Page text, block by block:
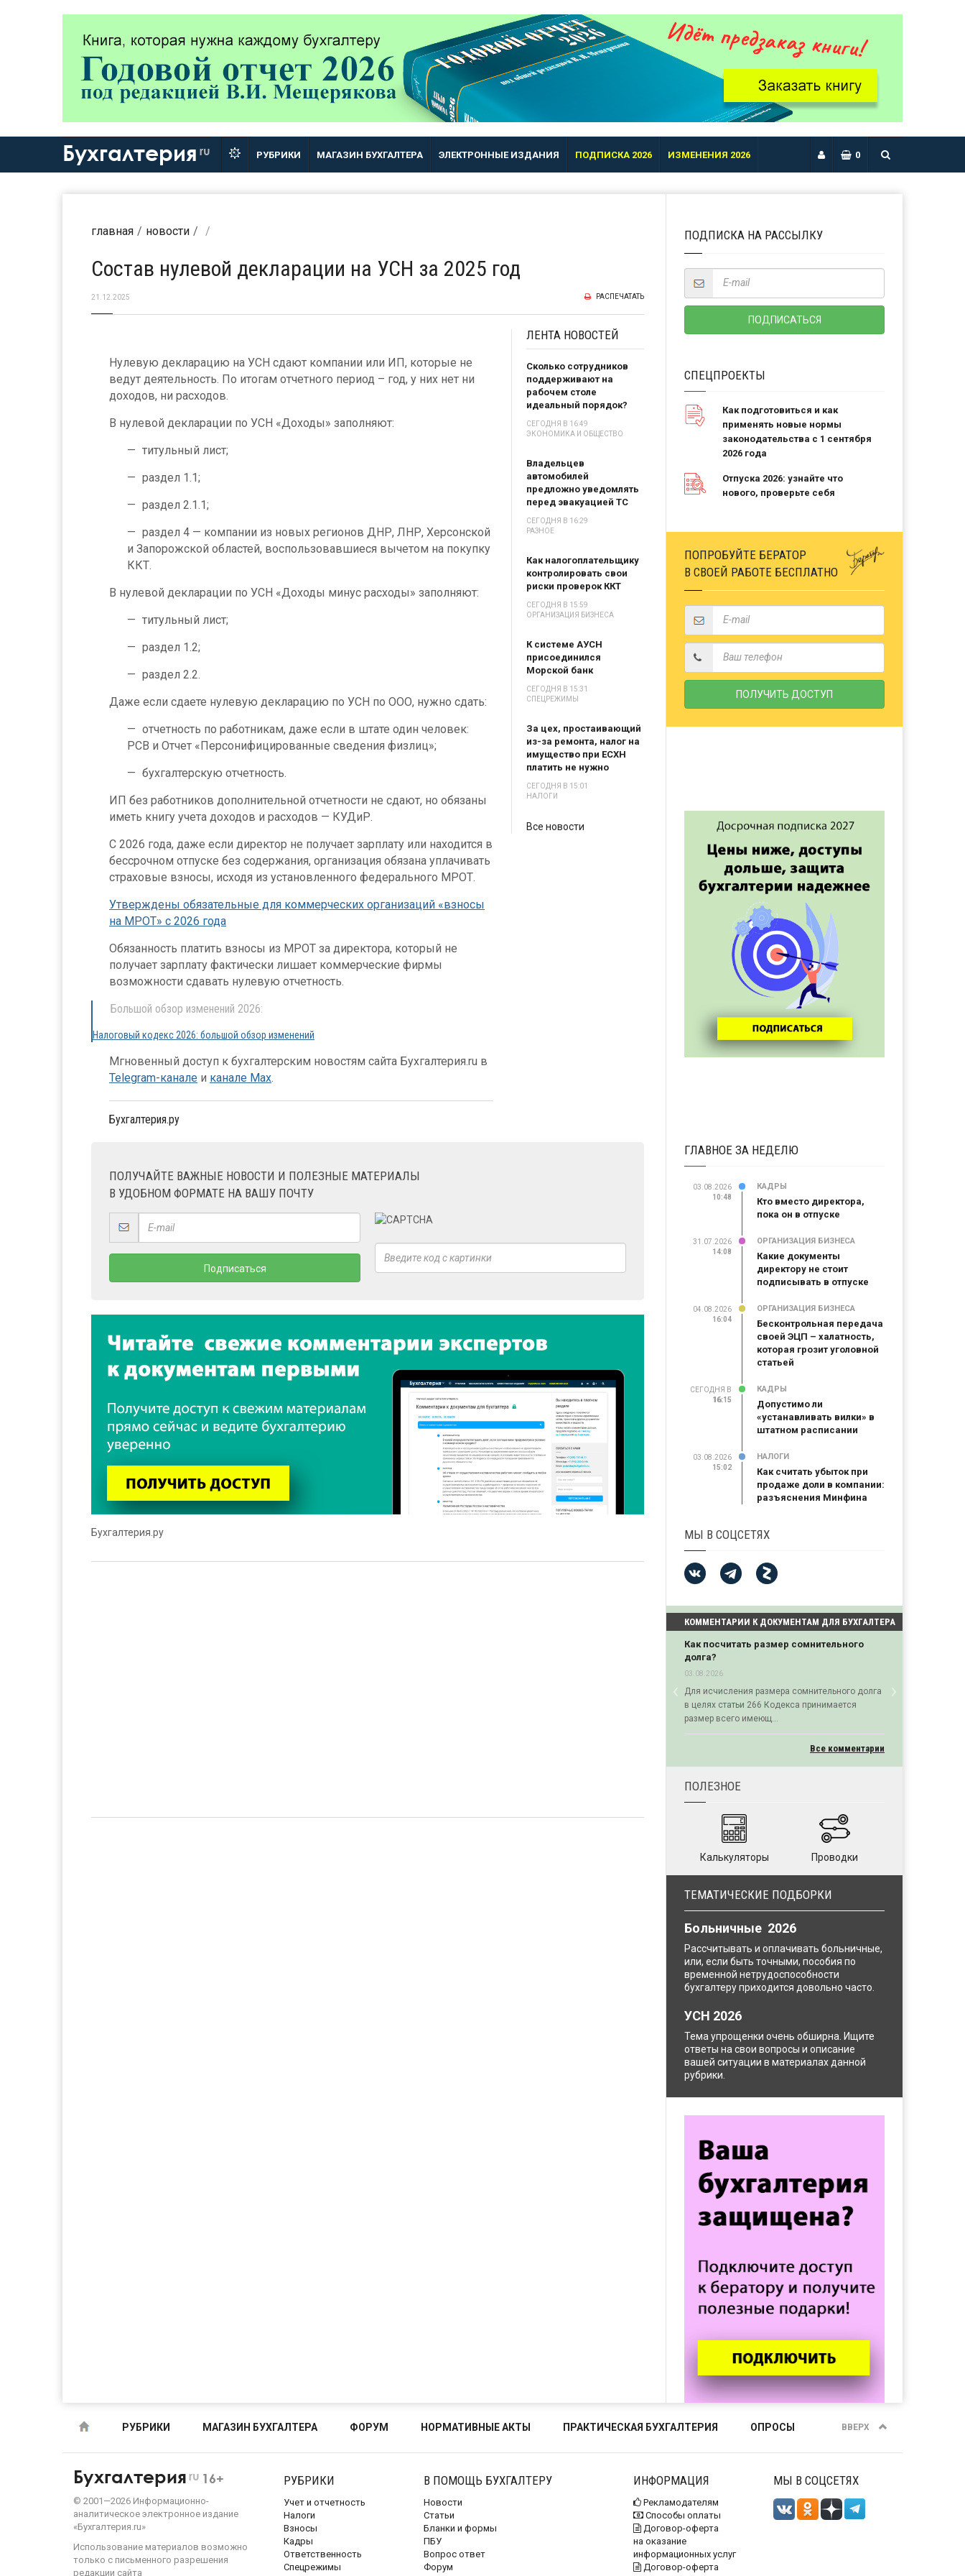
Бухгалтерия ru РУБРИКИ МАГАЗИН БУХГАЛТЕРА ЭЛЕКТРОННЫЕ ИЗДАНИЯ ПОДПИСКА 2026 ИЗМЕНЕНИЯ 2026 0
главная новости
Состав нулевой декларации на УСН за 2025 год
21.12.2025 РАСПЕЧАТАТЬ
Нулевую декларацию на УСН сдают компании или ИП, которые не
ведут деятельность. По итогам отчетного период – год, у них нет ни
доходов, ни расходов.
В нулевой декларации по УСН «Доходы» заполняют:
титульный лист;
раздел 1.1;
раздел 2.1.1;
раздел 4 — компании из новых регионов ДНР, ЛНР, Херсонской
и Запорожской областей, воспользовавшиеся вычетом на покупку
ККТ.
В нулевой декларации по УСН «Доходы минус расходы» заполняют:
титульный лист;
раздел 1.2;
раздел 2.2.
Даже если сдаете нулевую декларацию по УСН по ООО, нужно сдать:
отчетность по работникам, даже если в штате один человек:
РСВ и Отчет «Персонифицированные сведения физлиц»;
бухгалтерскую отчетность.
ИП без работников дополнительной отчетности не сдают, но обязаны
иметь книгу учета доходов и расходов — КУДиР.
С 2026 года, даже если директор не получает зарплату или находится в
бессрочном отпуске без содержания, организация обязана уплачивать
страховые взносы, исходя из установленного федерального МРОТ.
Утверждены обязательные для коммерческих организаций «взносы
на МРОТ» с 2026 года
Обязанность платить взносы из МРОТ за директора, который не
получает зарплату фактически лишает коммерческие фирмы
возможности сдавать нулевую отчетность.
Большой обзор изменений 2026:
Налоговый кодекс 2026: большой обзор изменений
Мгновенный доступ к бухгалтерским новостям сайта Бухгалтерия.ru в
Telegram-канале и канале Max.
Бухгалтерия.ру
ЛЕНТА НОВОСТЕЙ
Сколько сотрудников
поддерживают на
рабочем столе
идеальный порядок?
СЕГОДНЯ В 16:49
ЭКОНОМИКА И ОБЩЕСТВО
Владельцев
автомобилей
предложно уведомлять
перед эвакуацией ТС
СЕГОДНЯ В 16:29
РАЗНОЕ
Как налогоплательщику
контролировать свои
риски проверок ККТ
СЕГОДНЯ В 15:59
ОРГАНИЗАЦИЯ БИЗНЕСА
К системе АУСН
присоединился
Морской банк
СЕГОДНЯ В 15:31
СПЕЦРЕЖИМЫ
За цех, простаивающий
из-за ремонта, налог на
имущество при ЕСХН
платить не нужно
СЕГОДНЯ В 15:01
НАЛОГИ
Все новости
ПОЛУЧАЙТЕ ВАЖНЫЕ НОВОСТИ И ПОЛЕЗНЫЕ МАТЕРИАЛЫ
В УДОБНОМ ФОРМАТЕ НА ВАШУ ПОЧТУ
Бухгалтерия.ру
ПОДПИСКА НА РАССЫЛКУ
СПЕЦПРОЕКТЫ
Как подготовиться и как
применять новые нормы
законодательства с 1 сентября
2026 года
Отпуска 2026: узнайте что
нового, проверьте себя
ПОПРОБУЙТЕ БЕРАТОР
В СВОЕЙ РАБОТЕ БЕСПЛАТНО
ГЛАВНОЕ ЗА НЕДЕЛЮ
03.08.2026
10:48
КАДРЫ
Кто вместо директора,
пока он в отпуске
31.07.2026
14:08
ОРГАНИЗАЦИЯ БИЗНЕСА
Какие документы
директору не стоит
подписывать в отпуске
04.08.2026
16:04
ОРГАНИЗАЦИЯ БИЗНЕСА
Бесконтрольная передача
своей ЭЦП – халатность,
которая грозит уголовной
статьей
СЕГОДНЯ В
16:15
16:15
КАДРЫ
Допустимо ли
«устанавливать вилки» в
штатном расписании
03.08.2026
15:02
НАЛОГИ
Как считать убыток при
продаже доли в компании:
разъяснения Минфина
МЫ В СОЦСЕТЯХ
КОММЕНТАРИИ К ДОКУМЕНТАМ ДЛЯ БУХГАЛТЕРА
Как посчитать размер сомнительного
долга?
03.08.2026
Для исчисления размера сомнительного долга
в целях статьи 266 Кодекса принимается
размер всего имеющ...
‹Previous ›Next
Все комментарии
ПОЛЕЗНОЕ
Калькуляторы Проводки
ТЕМАТИЧЕСКИЕ ПОДБОРКИ
Больничные 2026
Рассчитывать и оплачивать больничные,
или, если быть точными, пособия по
временной нетрудоспособности
бухгалтеру приходится довольно часто.
УСН 2026
Тема упрощенки очень обширна. Ищите
ответы на свои вопросы и описание
вашей ситуации в материалах данной
рубрики.
РУБРИКИ МАГАЗИН БУХГАЛТЕРА ФОРУМ НОРМАТИВНЫЕ АКТЫ ПРАКТИЧЕСКАЯ БУХГАЛТЕРИЯ ОПРОСЫ ВВЕРХ
Бухгалтерия ru 16+
© 2001—2026 Информационно-
аналитическое электронное издание
«Бухгалтерия.ru»
Использование материалов возможно
только с письменного разрешения
редакции сайта
РУБРИКИ
Учет и отчетность
Налоги
Взносы
Кадры
Ответственность
Спецрежимы
В ПОМОЩЬ БУХГАЛТЕРУ
Новости
Статьи
Бланки и формы
ПБУ
Вопрос ответ
Форум
ИНФОРМАЦИЯ
Рекламодателям
Способы оплаты
Договор-оферта
на оказание
информационных услуг
Договор-оферта
МЫ В СОЦСЕТЯХ